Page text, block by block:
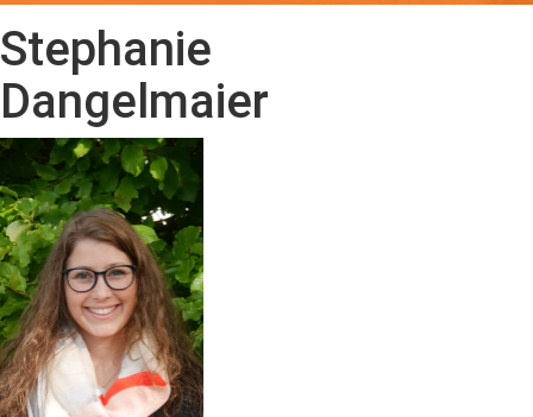
Stephanie
Dangelmaier